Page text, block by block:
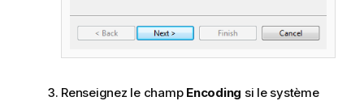
Renseignez le champ Encoding si le système